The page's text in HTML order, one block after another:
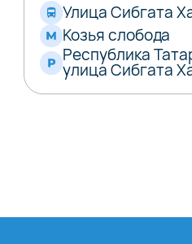
Улица Сибгата
Козья слобода
Республика
улица Сибгата